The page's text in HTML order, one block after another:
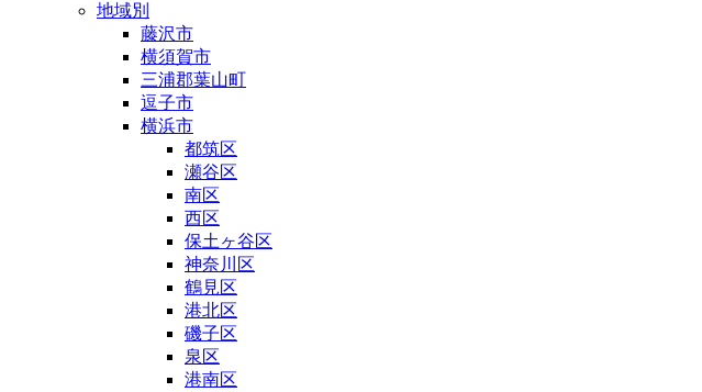
地域別
藤沢市
横須賀市
三浦郡葉山町
逗子市
横浜市
都筑区
瀬谷区
南区
西区
保土ヶ谷区
神奈川区
鶴見区
港北区
磯子区
泉区
港南区